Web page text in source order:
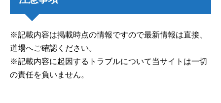
※記載内容は掲載時点の情報ですので最新情報は直接、
道場へご確認ください。
※記載内容に起因するトラブルについて当サイトは一切
の責任を負いません。